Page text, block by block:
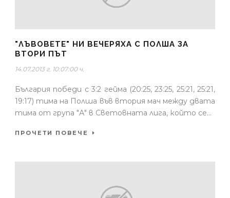
"ЛЪВОВЕТЕ" НИ ВЕЧЕРЯХА С ПОЛША ЗА
ВТОРИ ПЪТ
14.07.2013 г. 10:07:00 ч.
България победи с 3:2 гейма (20:25, 23:25, 25:21, 25:21,
19:17) тима на Полша във втория мач между двата
тима от група "А" в Световната лига, който се...
ПРОЧЕТИ ПОВЕЧЕ